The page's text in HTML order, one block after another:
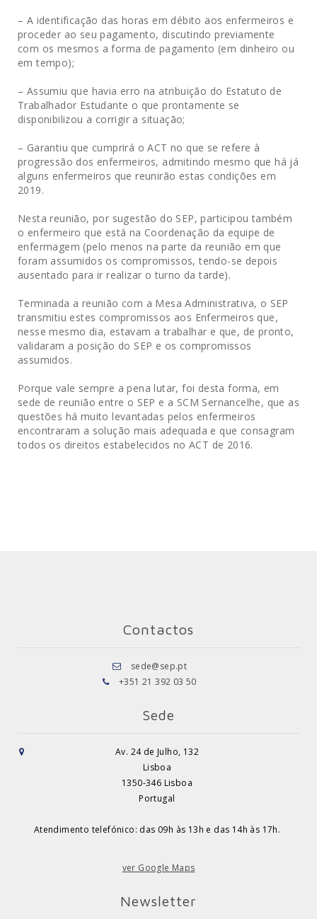
– A identificação das horas em débito aos enfermeiros e
proceder ao seu pagamento, discutindo previamente
com os mesmos a forma de pagamento (em dinheiro ou
em tempo);
– Assumiu que havia erro na atribuição do Estatuto de
Trabalhador Estudante o que prontamente se
disponibilizou a corrigir a situação;
– Garantiu que cumprirá o ACT no que se refere à
progressão dos enfermeiros, admitindo mesmo que há já
alguns enfermeiros que reunirão estas condições em
2019.
Nesta reunião, por sugestão do SEP, participou também
o enfermeiro que está na Coordenação da equipe de
enfermagem (pelo menos na parte da reunião em que
foram assumidos os compromissos, tendo-se depois
ausentado para ir realizar o turno da tarde).
Terminada a reunião com a Mesa Administrativa, o SEP
transmitiu estes compromissos aos Enfermeiros que,
nesse mesmo dia, estavam a trabalhar e que, de pronto,
validaram a posição do SEP e os compromissos
assumidos.
Porque vale sempre a pena lutar, foi desta forma, em
sede de reunião entre o SEP e a SCM Sernancelhe, que as
questões há muito levantadas pelos enfermeiros
encontraram a solução mais adequada e que consagram
todos os direitos estabelecidos no ACT de 2016.
Contactos
sede@sep.pt
+351 21 392 03 50
Sede
Av. 24 de Julho, 132
Lisboa
1350-346 Lisboa
Portugal
Atendimento telefónico: das 09h às 13h e das 14h às 17h.
ver Google Maps
Newsletter